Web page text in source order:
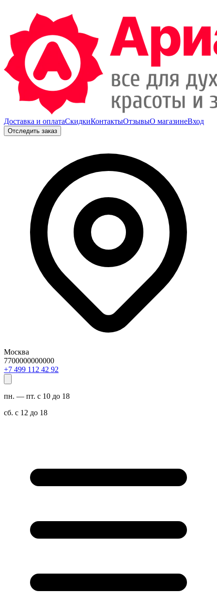
Доставка и оплатаСкидкиКонтактыОтзывыО магазинеВход
Отследить заказ
Москва
7700000000000
29 24 211 994 7+
пн. — пт. с 10 до 18
сб. с 12 до 18